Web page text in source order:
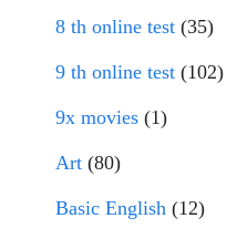
8 th online test (35)
9 th online test (102)
9x movies (1)
Art (80)
Basic English (12)